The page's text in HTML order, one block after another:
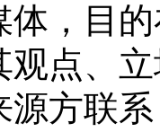
体，目
观点、
源方联